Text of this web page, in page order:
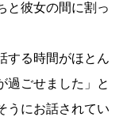
と彼女の間に割っ
する時間がほとん
過ごせました」
と
うにお話されてい